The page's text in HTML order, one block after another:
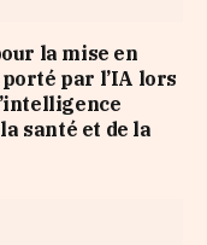
la mise en
par l’IA lors
santé et de la